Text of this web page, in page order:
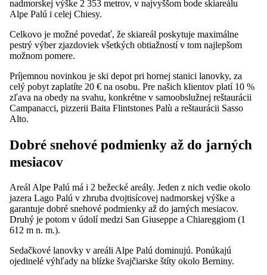
nadmorskej výške 2 353 metrov, v najvyššom bode skiareálu
Alpe Palú i celej Chiesy.
Celkovo je možné povedať, že skiareál poskytuje maximálne
pestrý výber zjazdoviek všetkých obtiažností v tom najlepšom
možnom pomere.
Príjemnou novinkou je ski depot pri hornej stanici lanovky, za
celý pobyt zaplatíte 20 € na osobu. Pre našich klientov platí 10 %
zľava na obedy na svahu, konkrétne v samoobslužnej reštaurácii
Campanacci, pizzerii Baita Flintstones Palù a reštaurácii Sasso
Alto.
Dobré snehové podmienky až do jarných
mesiacov
Areál Alpe Palú má i 2 bežecké areály. Jeden z nich vedie okolo
jazera Lago Palú v zhruba dvojtisícovej nadmorskej výške a
garantuje dobré snehové podmienky až do jarných mesiacov.
Druhý je potom v údolí medzi San Giuseppe a Chiareggiom (1
612 m n. m.).
Sedačkové lanovky v areáli Alpe Palú dominujú. Ponúkajú
ojedinelé výhľady na blízke švajčiarske štíty okolo Berniny.